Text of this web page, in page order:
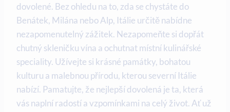
dovolené. Bez ohledu na to, zda se chystáte do
Benátek, Milána nebo Alp, Itálie určitě nabídne
nezapomenutelný zážitek. Nezapomeňte si dopřát
chutný skleničku vína a ochutnat místní kulinářské
speciality. Užívejte si krásné památky, bohatou
kulturu a malebnou přírodu, kterou severní Itálie
nabízí. Pamatujte, že nejlepší dovolená je ta, která
vás naplní radostí a vzpomínkami na celý život. Ať už